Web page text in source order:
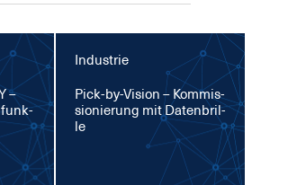
–
Industrie
Pick-by-Vi­si­on – Kom­mis­
sio­nie­rung mit Da­ten­bril­
le